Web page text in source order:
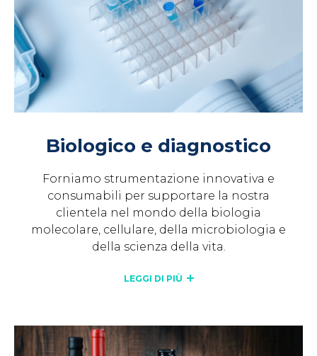
Biologico e diagnostico
Forniamo strumentazione innovativa e
consumabili per supportare la nostra
clientela nel mondo della biologia
molecolare, cellulare, della microbiologia e
della scienza della vita.
LEGGI DI PIÙ